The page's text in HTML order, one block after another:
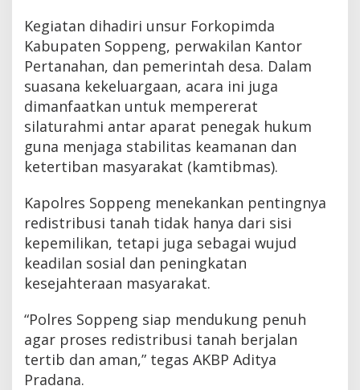
Kegiatan dihadiri unsur Forkopimda
Kabupaten Soppeng, perwakilan Kantor
Pertanahan, dan pemerintah desa. Dalam
suasana kekeluargaan, acara ini juga
dimanfaatkan untuk mempererat
silaturahmi antar aparat penegak hukum
guna menjaga stabilitas keamanan dan
ketertiban masyarakat (kamtibmas).
Kapolres Soppeng menekankan pentingnya
redistribusi tanah tidak hanya dari sisi
kepemilikan, tetapi juga sebagai wujud
keadilan sosial dan peningkatan
kesejahteraan masyarakat.
“Polres Soppeng siap mendukung penuh
agar proses redistribusi tanah berjalan
tertib dan aman,” tegas AKBP Aditya
Pradana.